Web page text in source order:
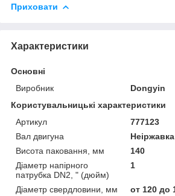
Приховати
Характеристики
Основні
Виробник
Dongyin
Користувальницькі характеристики
Артикул
777123
Вал двигуна
Висота паковання, мм
140
Діаметр напірного
патрубка DN2, " (дюйм)
1
Діаметр свердловини, мм
от 120 до